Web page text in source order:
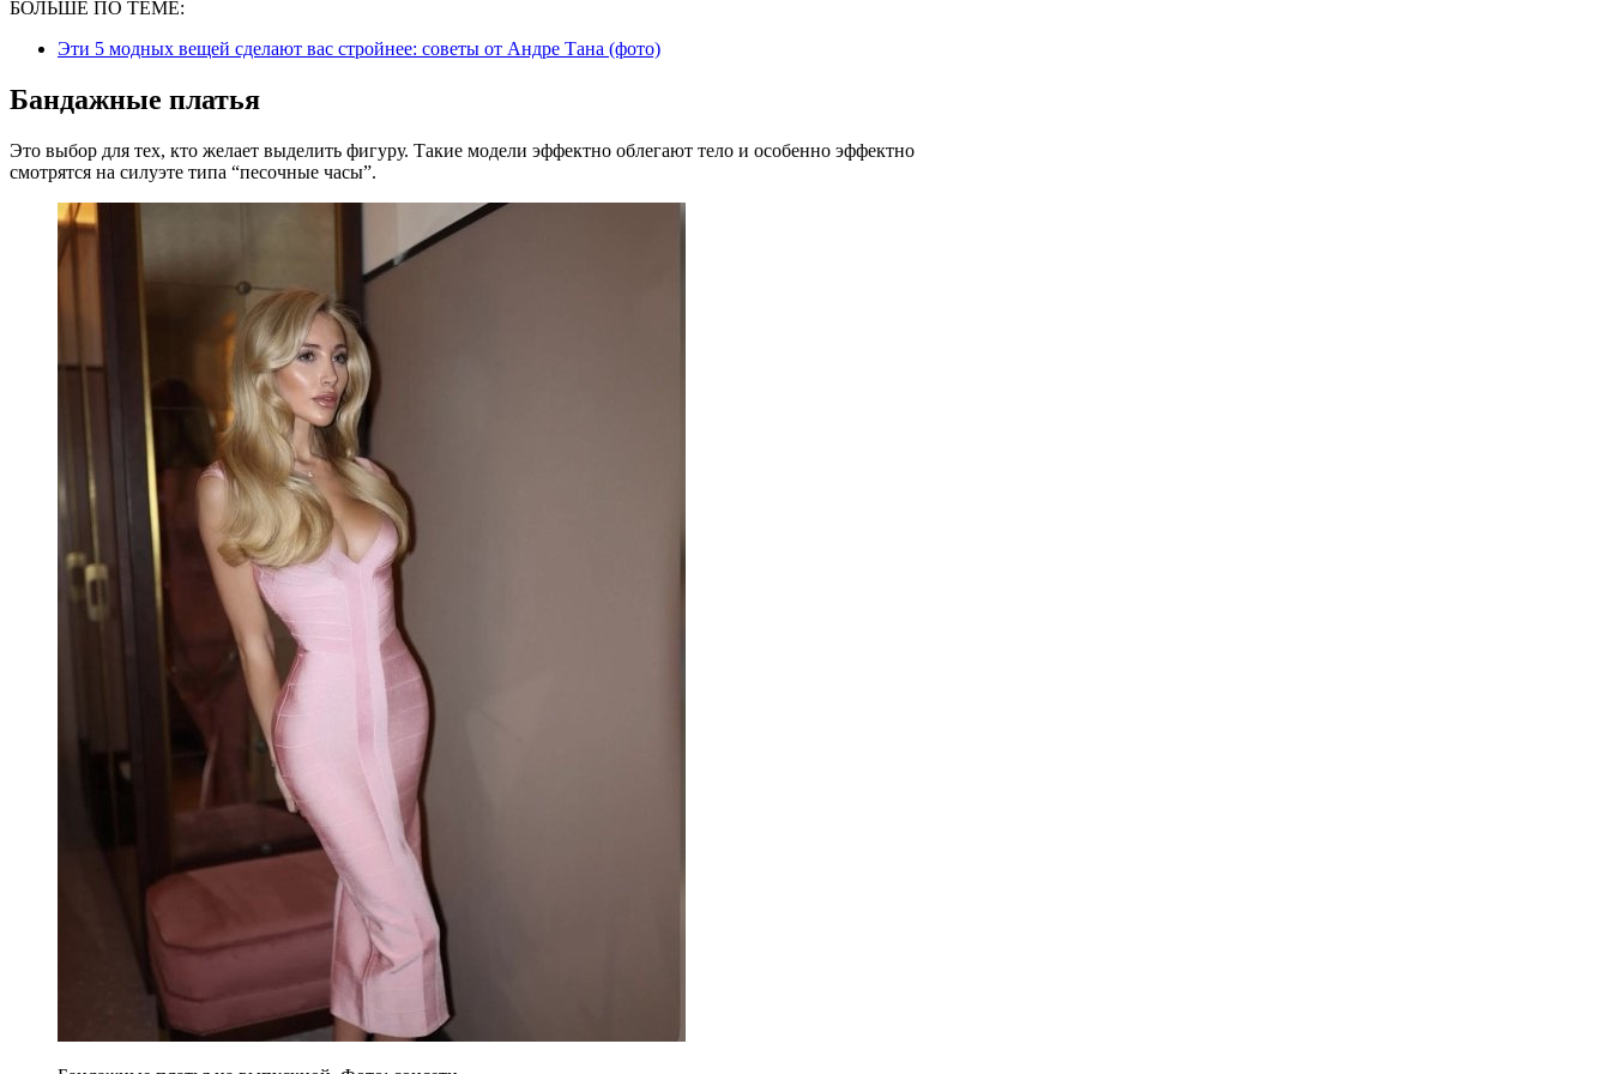
БОЛЬШЕ ПО ТЕМЕ:
Эти 5 модных вещей сделают вас стройнее: советы от Андре Тана (фото)
Бандажные платья
Это выбор для тех, кто желает выделить фигуру. Такие модели эффектно облегают тело и особенно эффектно
смотрятся на силуэте типа “песочные часы”.